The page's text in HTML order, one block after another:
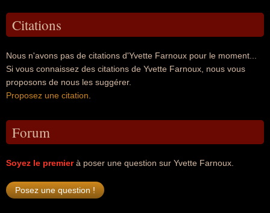
Citations
Nous n'avons pas de citations d'Yvette Farnoux pour le moment...
Si vous connaissez des citations de Yvette Farnoux, nous vous
proposons de nous les suggérer.
Proposez une citation
Forum
Soyez le premierà poser une question sur Yvette Farnoux.